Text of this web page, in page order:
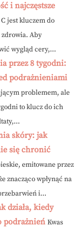
i najczęstsze
jest kluczem do
Aby
wygląd cery,...
przez 8 tygodni:
podrażnieniami
problemem, ale
to klucz do ich
skóry: jak
się chronić
emitowane przez
znacząco wpłynąć na
i...
działa, kiedy
podrażnień Kwas